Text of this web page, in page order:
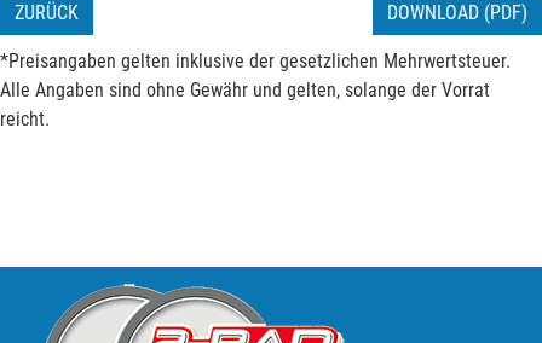
ZURÜCK DOWNLOAD (PDF)
*Preisangaben gelten inklusive der gesetzlichen Mehrwertsteuer.
Alle Angaben sind ohne Gewähr und gelten, solange der Vorrat
reicht.